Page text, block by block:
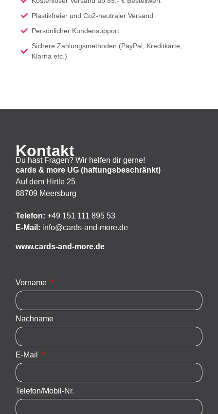
Plastikfreier und Co2-neutraler Versand
Persönlicher Kundensupport
Sichere Zahlungsmethoden (PayPal, Kreditkarte,
Klarna etc.)
Kontakt
Du hast Fragen? Wir helfen dir gerne!
cards & more UG (haftungsbeschränkt)
Auf dem Hirtle 25
88709 Meersburg
Telefon:+49 151 111 895 53
E-Mail: info@cards-and-more.de
www.cards-and-more.de
Vorname
Nachname
E-Mail
Telefon/Mobil-Nr.